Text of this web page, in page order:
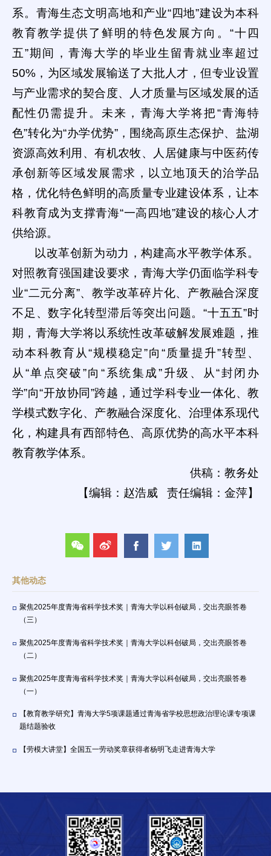
系。青海生态文明高地和产业“四地”建设为本科
教育教学提供了鲜明的特色发展方向。“十四
五”期间，青海大学的毕业生留青就业率超过
50%，为区域发展输送了大批人才，但专业设置
与产业需求的契合度、人才质量与区域发展的适
配性仍需提升。未来，青海大学将把“青海特
色”转化为“办学优势”，围绕高原生态保护、盐湖
资源高效利用、有机农牧、人居健康与中医药传
承创新等区域发展需求，以立地顶天的治学品
格，优化特色鲜明的高质量专业建设体系，让本
科教育成为支撑青海“一高四地”建设的核心人才
供给源。
以改革创新为动力，构建高水平教学体系。
对照教育强国建设要求，青海大学仍面临学科专
业“二元分离”、教学改革碎片化、产教融合深度
不足、数字化转型滞后等突出问题。“十五五”时
期，青海大学将以系统性改革破解发展难题，推
动本科教育从“规模稳定”向“质量提升”转型、
从“单点突破”向“系统集成”升级、从“封闭办
学”向“开放协同”跨越，通过学科专业一体化、教
学模式数字化、产教融合深度化、治理体系现代
化，构建具有西部特色、高原优势的高水平本科
教育教学体系。
供稿：教务处
【编辑：赵浩威 责任编辑：金萍】
其他动态
聚焦2025年度青海省科学技术奖｜青海大学以科创破局，交出亮眼答卷
（三）
聚焦2025年度青海省科学技术奖｜青海大学以科创破局，交出亮眼答卷
（二）
聚焦2025年度青海省科学技术奖｜青海大学以科创破局，交出亮眼答卷
（一）
【教育教学研究】青海大学5项课题通过青海省学校思想政治理论课专项课
题结题验收
【劳模大讲堂】全国五一劳动奖章获得者杨明飞走进青海大学